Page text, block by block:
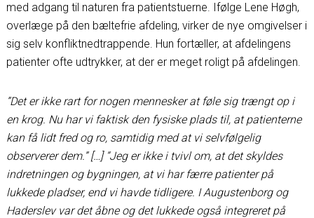
med adgang til naturen fra patientstuerne. Ifølge Lene Høgh,
overlæge på den bæltefrie afdeling, virker de nye omgivelser i
sig selv konfliktnedtrappende. Hun fortæller, at afdelingens
patienter ofte udtrykker, at der er meget roligt på afdelingen.
”Det er ikke rart for nogen mennesker at føle sig trængt op i
en krog. Nu har vi faktisk den fysiske plads til, at patienterne
kan få lidt fred og ro, samtidig med at vi selvfølgelig
observerer dem.” […] “Jeg er ikke i tvivl om, at det skyldes
indretningen og bygningen, at vi har færre patienter på
lukkede pladser, end vi havde tidligere. I Augustenborg og
Haderslev var det åbne og det lukkede også integreret på